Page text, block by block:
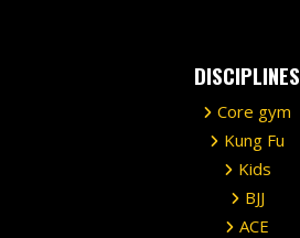
DISCIPLINES
Core gym
Kung Fu
Kids
BJJ
ACE